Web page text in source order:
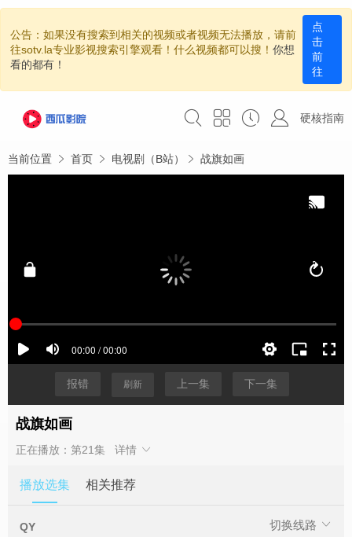
公告：如果没有搜索到相关的视频或者视频无法播放，请前
往sotv.la专业影视搜索引擎观看！什么视频都可以搜！ 你想
看的都有！
点
击
前
往
硬核指南
当前位置 首页 电视剧（B站） 战旗如画
报错 刷新 上一集 下一集
战旗如画
正在播放：第21集 详情
播放选集 相关推荐
切换线路
QY